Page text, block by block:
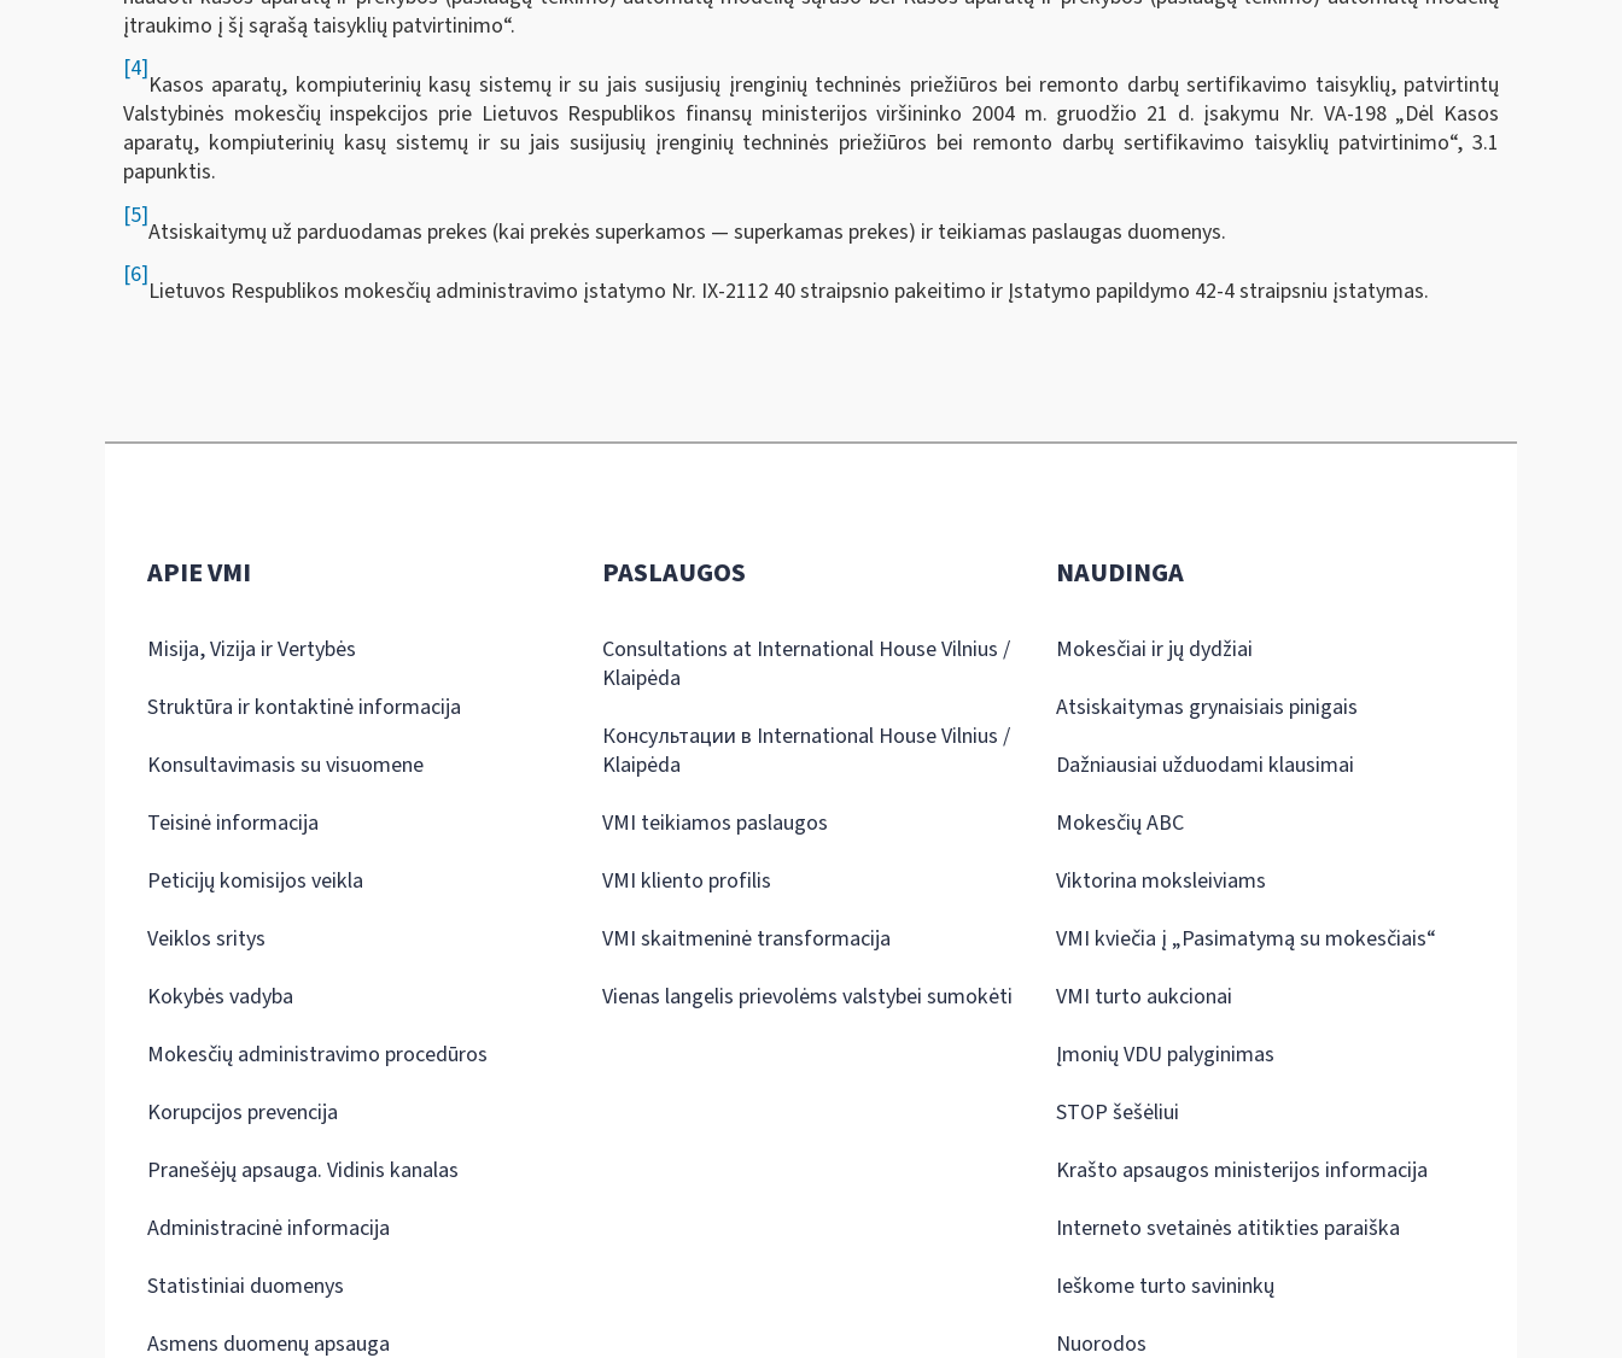
įtraukimo į šį sąrašą taisyklių patvirtinimo“.
[4]
Kasos aparatų, kompiuterinių kasų sistemų ir su jais susijusių įrenginių techninės priežiūros bei remonto darbų sertifikavimo taisyklių, patvirtintų
Valstybinės mokesčių inspekcijos prie Lietuvos Respublikos finansų ministerijos viršininko 2004 m. gruodžio 21 d. įsakymu Nr. VA-198 „Dėl Kasos
aparatų, kompiuterinių kasų sistemų ir su jais susijusių įrenginių techninės priežiūros bei remonto darbų sertifikavimo taisyklių patvirtinimo“, 3.1
papunktis.
[5]
Atsiskaitymų už parduodamas prekes (kai prekės superkamos — superkamas prekes) ir teikiamas paslaugas duomenys.
[6]
Lietuvos Respublikos mokesčių administravimo įstatymo Nr. IX-2112 40 straipsnio pakeitimo ir Įstatymo papildymo 42-4 straipsniu įstatymas.
APIE VMI
Misija, Vizija ir Vertybės
Struktūra ir kontaktinė informacija
Konsultavimasis su visuomene
Teisinė informacija
Peticijų komisijos veikla
Veiklos sritys
Kokybės vadyba
Mokesčių administravimo procedūros
Korupcijos prevencija
Pranešėjų apsauga. Vidinis kanalas
Administracinė informacija
Statistiniai duomenys
Asmens duomenų apsauga
PASLAUGOS
Consultations at International House Vilnius /
Klaipėda
Консультации в International House Vilnius /
Klaipėda
VMI teikiamos paslaugos
VMI kliento profilis
VMI skaitmeninė transformacija
Vienas langelis prievolėms valstybei sumokėti
NAUDINGA
Mokesčiai ir jų dydžiai
Atsiskaitymas grynaisiais pinigais
Dažniausiai užduodami klausimai
Mokesčių ABC
Viktorina moksleiviams
VMI kviečia į „Pasimatymą su mokesčiais“
VMI turto aukcionai
Įmonių VDU palyginimas
STOP šešėliui
Krašto apsaugos ministerijos informacija
Interneto svetainės atitikties paraiška
Ieškome turto savininkų
Nuorodos